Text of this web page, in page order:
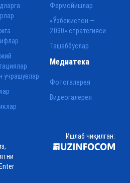
учрашувлар
Фармойишлар
«Ўзбекистон —
2030» стратегияси
Ташаббуслар
Медиатека
Фотогалерея
Видеогалерея
Ишлаб чиқилган: